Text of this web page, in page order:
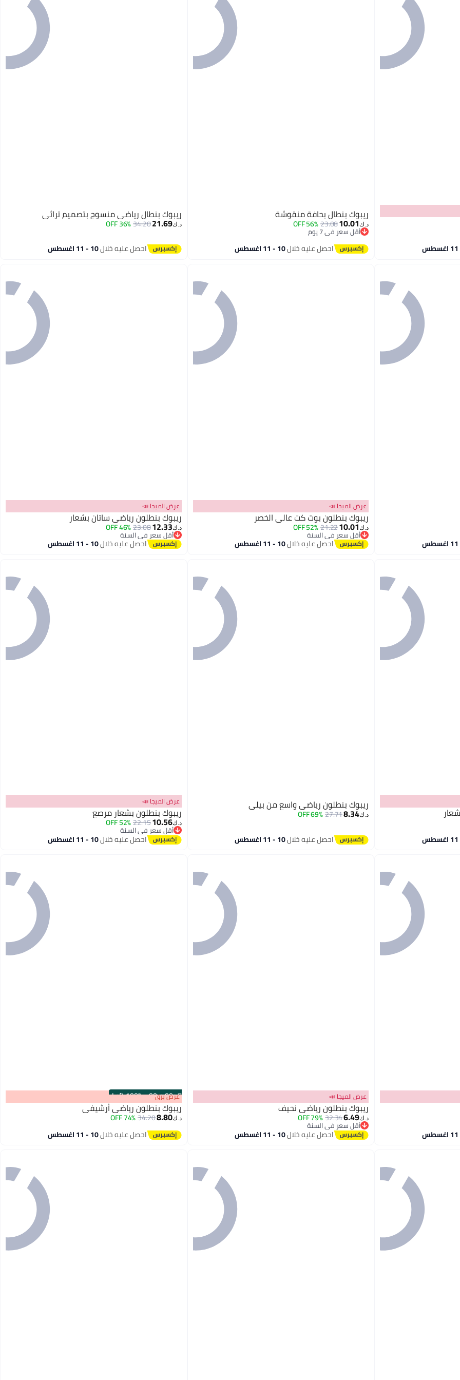
ريبوك بنطال بحافة منقوشة
د.ك‏10.01
23.08
56% OFF
أقل سعر في 7 يوم
أقل سعر في 7 يوم
احصل عليه خلال10 - 11 اغسطس
ريبوك بنطال رياضي منسوج بتصميم تراثي
د.ك‏21.69
34.20
36% OFF
احصل عليه خلال10 - 11 اغسطس
عرض الميجا 📣
ريبوك بنطلون بوت كت عالي الخصر
د.ك‏10.01
21.22
52% OFF
أقل سعر في السنة
أقل سعر في السنة
احصل عليه خلال10 - 11 اغسطس
عرض الميجا 📣
ريبوك بنطلون رياضي ساتان بشعار
د.ك‏12.33
23.08
46% OFF
أقل سعر في السنة
أقل سعر في السنة
احصل عليه خلال10 - 11 اغسطس
ريبوك بنطلون رياضي واسع من بيلي
د.ك‏8.34
27.71
69% OFF
احصل عليه خلال10 - 11 اغسطس
عرض الميجا 📣
ريبوك بنطلون بشعار مرصع
د.ك‏10.56
22.15
52% OFF
أقل سعر في السنة
أقل سعر في السنة
احصل عليه خلال10 - 11 اغسطس
عرض الميجا 📣
ريبوك بنطلون رياضي نحيف
د.ك‏6.49
32.34
79% OFF
أقل سعر في السنة
أقل سعر في السنة
احصل عليه خلال10 - 11 اغسطس
00m:00s
·
100% Left عرض برق
ريبوك بنطلون رياضي أرشيفي
د.ك‏8.80
34.20
74% OFF
احصل عليه خلال10 - 11 اغسطس